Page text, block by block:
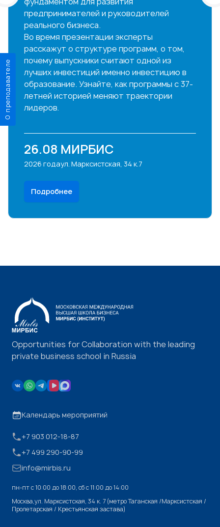
предпринимателей и руководителей
реального бизнеса.
Во время презентации эксперты
расскажут о структуре программ, о том,
почему выпускники считают одной из
лучших инвестиций именно инвестицию в
образование. Узнайте, как программы с 37-
летней историей меняют траектории
лидеров.
26.08
2026 года
МИРБИС
ул. Марксистская, 34 к.7
Подробнее
О преподавателе
Opportunities for Collaboration with the leading
private business school in Russia
Календарь мероприятий
+7 903 012-18-87
+7 499 290-90-99
info@mirbis.ru
пн-пт с 10:00 до 18:00, cб с 11:00 до 14:00
Москва,ул. Марксистская, 34 к. 7 (метро Таганская /Марксистская /
Пролетарская / Крестьянская застава)